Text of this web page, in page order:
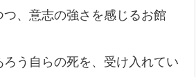
、意志の強さを感じるお館
ろう自らの死を、受け入れてい